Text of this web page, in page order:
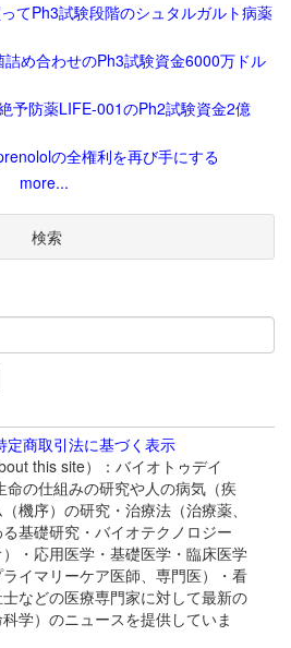
てPh3試験段階のシュタルガルト病薬
め合わせのPh3試験資金6000万ドル
予防薬LIFE-001のPh2試験資金2億
の全権利を再び手にする
more...
検索
定商取引法に基づく表示
this site）：バイオトゥデイ
命の仕組みの研究や人の病気（疾
機序）の研究・治療法（治療薬、
基礎研究・バイオテクノロジー
）・応用医学・基礎医学・臨床医学
イマリーケア医師、専門医）・看
などの医療専門家に対して最新の
学）のニュースを提供していま